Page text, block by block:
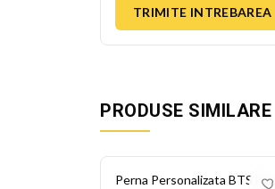
TRIMITE INTREBAREA
PRODUSE SIMILARE
6%
Perna Personalizata BTS Foto